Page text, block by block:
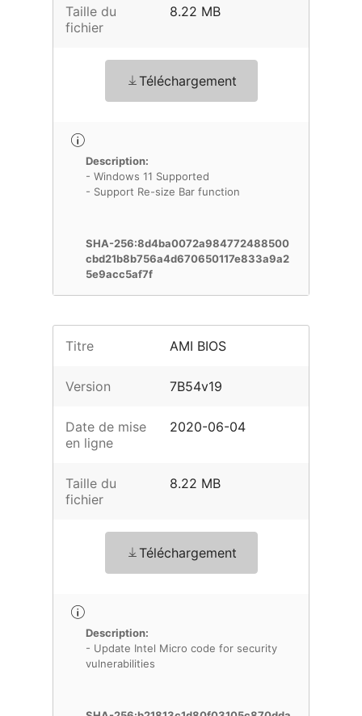
Taille du
fichier
8.22 MB
Téléchargement
Description:
- Windows 11 Supported
- Support Re-size Bar function
SHA-256:8d4ba0072a984772488500
cbd21b8b756a4d670650117e833a9a2
5e9acc5af7f
Titre AMI BIOS
Version 7B54v19
Date de mise
en ligne
2020-06-04
Taille du
fichier
8.22 MB
Téléchargement
Description:
- Update Intel Micro code for security
vulnerabilities